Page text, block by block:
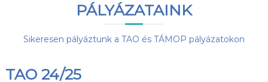
PÁLYÁZATAINK
Sikeresen pályáztunk a TAO és TÁMOP pályázatokon
TAO 24/25